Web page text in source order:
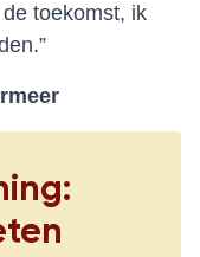
toekomst, ik